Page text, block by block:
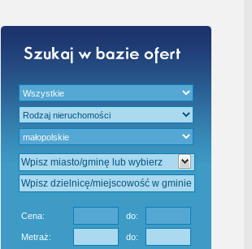
Cena: do:
Metraż: do: